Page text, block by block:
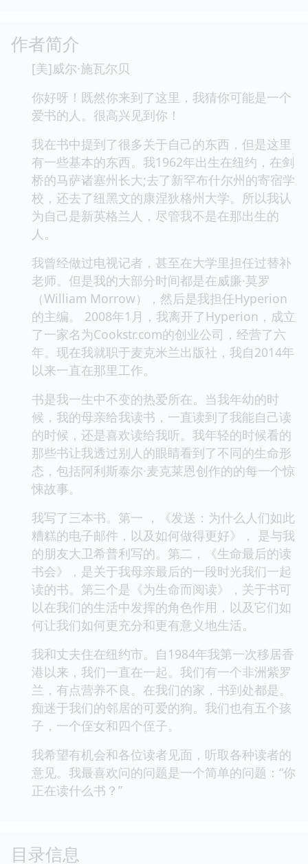
作者简介
[美]威尔·施瓦尔贝
你好呀！既然你来到了这里，我猜你可能是一个
爱书的人。很高兴见到你！
我在书中提到了很多关于自己的东西，但是这里
有一些基本的东西。我1962年出生在纽约，在剑
桥的马萨诸塞州长大;去了新罕布什尔州的寄宿学
校，还去了纽黑文的康涅狄格州大学。所以我认
为自己是新英格兰人，尽管我不是在那出生的
人。
我曾经做过电视记者，甚至在大学里担任过替补
老师。但是我的大部分时间都是在威廉·莫罗
（William Morrow），然后是我担任Hyperion
的主编。 2008年1月，我离开了Hyperion，成立
了一家名为Cookstr.com的创业公司，经营了六
年。现在我就职于麦克米兰出版社，我自2014年
以来一直在那里工作。
书是我一生中不变的热爱所在。当我年幼的时
候，我的母亲给我读书，一直读到了我能自己读
的时候，还是喜欢读给我听。我年轻的时候看的
那些书让我透过别人的眼睛看到了不同的生命形
态，包括阿利斯泰尔·麦克莱恩创作的的每一个惊
悚故事。
我写了三本书。第一 ，《发送：为什么人们如此
糟糕的电子邮件，以及如何做得更好》， 是与我
的朋友大卫希普利写的。第二，《生命最后的读
书会》，是关于我母亲最后的一段时光我们一起
读的书。第三个是《为生命而阅读》，关于书可
以在我们的生活中发挥的角色作用，以及它们如
何让我们如何更充分和更有意义地生活。
我和丈夫住在纽约市。自1984年我第一次移居香
港以来，我们一直在一起。我们有一个非洲紫罗
兰，有点营养不良。在我们的家，书到处都是。
痴迷于我们的邻居的可爱的狗。我们也有五个孩
子，一个侄女和四个侄子。
我希望有机会和各位读者见面，听取各种读者的
意见。我最喜欢问的问题是一个简单的问题：“你
正在读什么书？”
目录信息